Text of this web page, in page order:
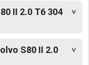
II 2.0 T6 304
S80 II 2.0